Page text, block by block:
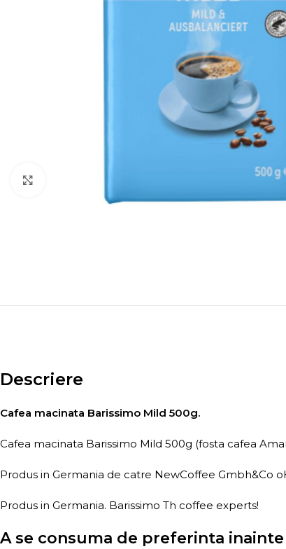
Descriere
Cafea macinata Barissimo Mild 500g.
Cafea macinata Barissimo Mild 500g (fosta cafea
Produs in Germania de catre NewCoffee Gmbh&Co
Produs in Germania. Barissimo Th coffee experts!
A se consuma de preferinta inainte